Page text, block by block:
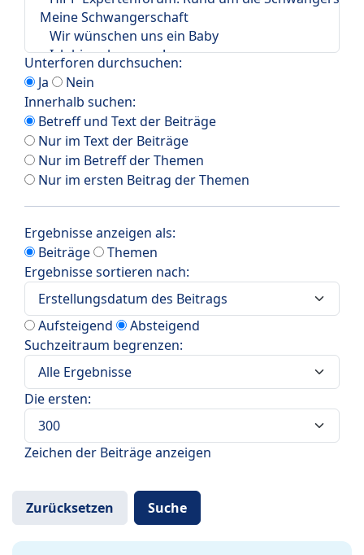
Unterforen durchsuchen:
Ja
Nein
Innerhalb suchen:
Betreff und Text der Beiträge
Nur im Text der Beiträge
Nur im Betreff der Themen
Nur im ersten Beitrag der Themen
Ergebnisse anzeigen als:
Beiträge
Themen
Ergebnisse sortieren nach:
Aufsteigend
Absteigend
Suchzeitraum begrenzen:
Die ersten:
Zeichen der Beiträge anzeigen